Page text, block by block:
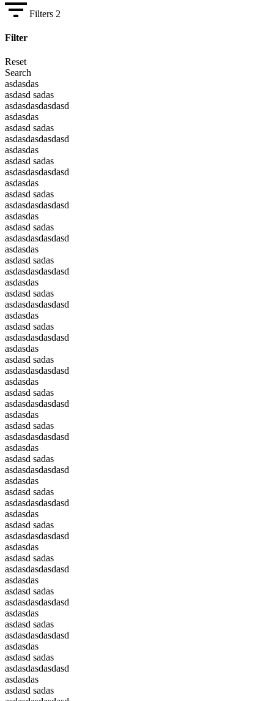
Filters 2
Filter
Reset
Search
asdasdas
asdasd sadas
asdasdasdasdasd
asdasdas
asdasd sadas
asdasdasdasdasd
asdasdas
asdasd sadas
asdasdasdasdasd
asdasdas
asdasd sadas
asdasdasdasdasd
asdasdas
asdasd sadas
asdasdasdasdasd
asdasdas
asdasd sadas
asdasdasdasdasd
asdasdas
asdasd sadas
asdasdasdasdasd
asdasdas
asdasd sadas
asdasdasdasdasd
asdasdas
asdasd sadas
asdasdasdasdasd
asdasdas
asdasd sadas
asdasdasdasdasd
asdasdas
asdasd sadas
asdasdasdasdasd
asdasdas
asdasd sadas
asdasdasdasdasd
asdasdas
asdasd sadas
asdasdasdasdasd
asdasdas
asdasd sadas
asdasdasdasdasd
asdasdas
asdasd sadas
asdasdasdasdasd
asdasdas
asdasd sadas
asdasdasdasdasd
asdasdas
asdasd sadas
asdasdasdasdasd
asdasdas
asdasd sadas
asdasdasdasdasd
asdasdas
asdasd sadas